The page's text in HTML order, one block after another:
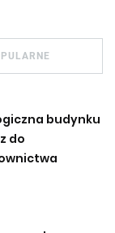
budynku
do